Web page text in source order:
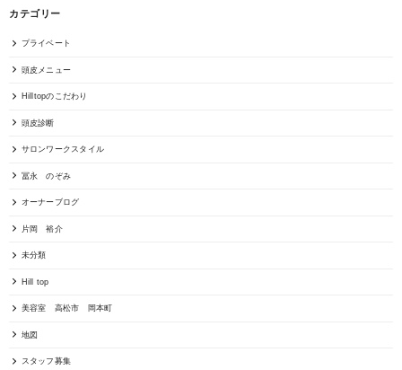
カテゴリー
プライベート
頭皮メニュー
Hilltopのこだわり
頭皮診断
サロンワークスタイル
冨永 のぞみ
オーナーブログ
片岡 裕介
未分類
Hill top
美容室 高松市 岡本町
地図
スタッフ募集